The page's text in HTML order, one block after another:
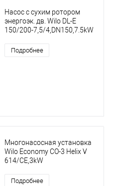
Насос с сухим ротором
энергоэк. дв. Wilo DL-E
150/200-7,5/4,DN150,7.5kW
Подробнее
Многонасосная установка
Wilo Economy CO-3 Helix V
614/CE,3kW
Подробнее